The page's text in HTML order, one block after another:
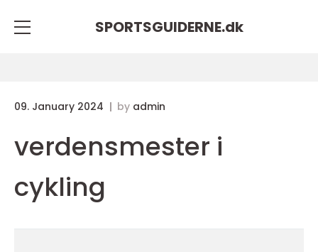
SPORTSGUIDERNE.dk
09. January 2024 by admin
verdensmester i
cykling